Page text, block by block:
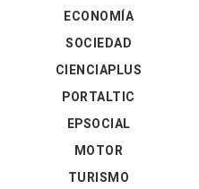
ECONOMÍA
SOCIEDAD
CIENCIAPLUS
PORTALTIC
EPSOCIAL
MOTOR
TURISMO